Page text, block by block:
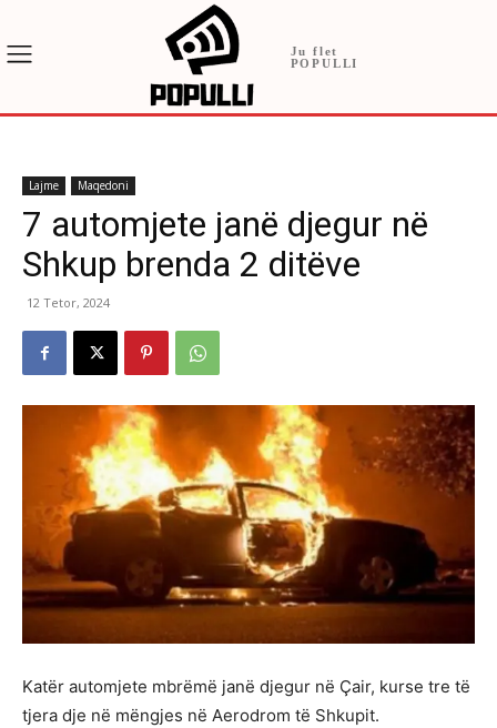
Ju flet
POPULLI
Lajme Maqedoni
7 automjete janë djegur në
Shkup brenda 2 ditëve
12 Tetor, 2024
Katër automjete mbrëmë janë djegur në Çair, kurse tre të
tjera dje në mëngjes në Aerodrom të Shkupit.